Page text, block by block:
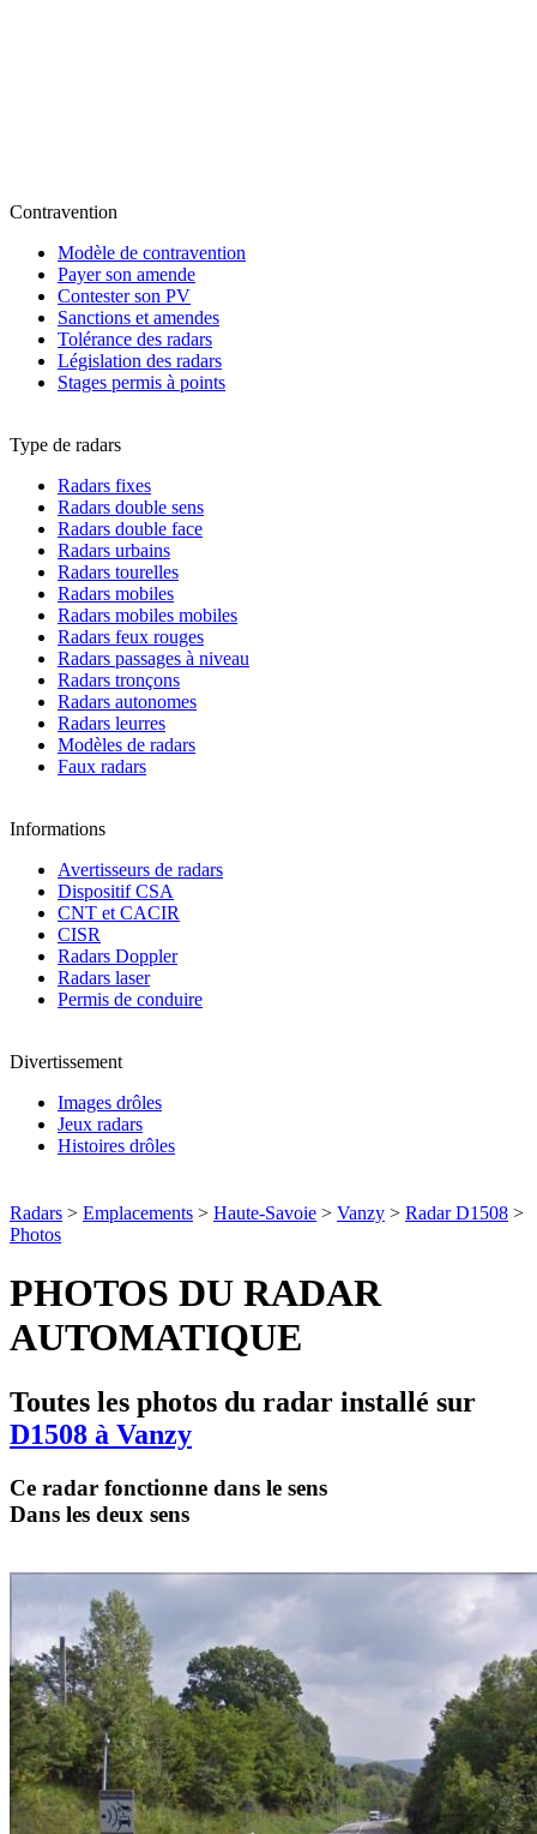
Contravention
Modèle de contravention
Payer son amende
Contester son PV
Sanctions et amendes
Tolérance des radars
Législation des radars
Stages permis à points
Type de radars
Radars fixes
Radars double sens
Radars double face
Radars urbains
Radars tourelles
Radars mobiles
Radars mobiles mobiles
Radars feux rouges
Radars passages à niveau
Radars tronçons
Radars autonomes
Radars leurres
Modèles de radars
Faux radars
Informations
Avertisseurs de radars
Dispositif CSA
CNT et CACIR
CISR
Radars Doppler
Radars laser
Permis de conduire
Divertissement
Images drôles
Jeux radars
Histoires drôles
Radars > Emplacements > Haute-Savoie > Vanzy > Radar D1508 >
Photos
PHOTOS DU RADAR
AUTOMATIQUE
Toutes les photos du radar installé sur
D1508 à Vanzy
Ce radar fonctionne dans le sens
Dans les deux sens